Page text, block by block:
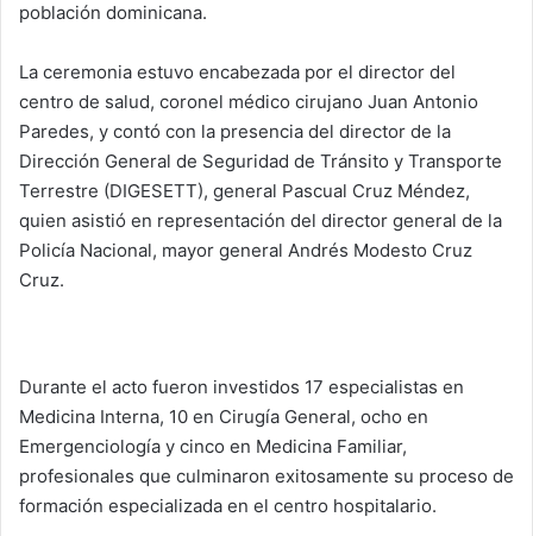
población dominicana.
La ceremonia estuvo encabezada por el director del
centro de salud, coronel médico cirujano Juan Antonio
Paredes, y contó con la presencia del director de la
Dirección General de Seguridad de Tránsito y Transporte
Terrestre (DIGESETT), general Pascual Cruz Méndez,
quien asistió en representación del director general de la
Policía Nacional, mayor general Andrés Modesto Cruz
Cruz.
Durante el acto fueron investidos 17 especialistas en
Medicina Interna, 10 en Cirugía General, ocho en
Emergenciología y cinco en Medicina Familiar,
profesionales que culminaron exitosamente su proceso de
formación especializada en el centro hospitalario.